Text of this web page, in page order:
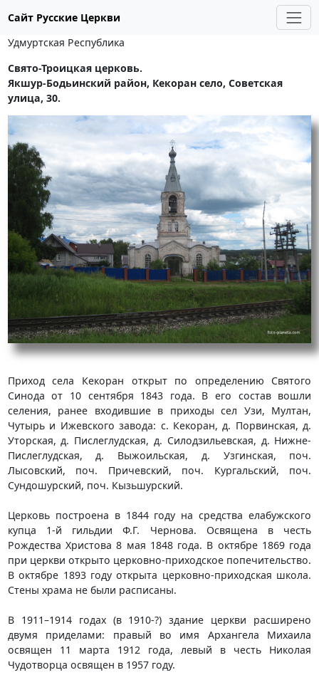
Сайт Русские Церкви
Удмуртская Республика
Свято-Троицкая церковь.
Якшур-Бодьинский район, Кекоран село, Советская
улица, 30.
Приход села Кекоран открыт по определению Святого
Синода от 10 сентября 1843 года. В его состав вошли
селения, ранее входившие в приходы сел Узи, Мултан,
Чутырь и Ижевского завода: с. Кекоран, д. Порвинская, д.
Уторская, д. Пислеглудская, д. Силодзильевская, д. Нижне-
Пислеглудская, д. Выжоильская, д. Узгинская, поч.
Лысовский, поч. Причевский, поч. Кургальский, поч.
Сундошурский, поч. Кызьшурский.
Церковь построена в 1844 году на средства елабужского
купца 1-й гильдии Ф.Г. Чернова. Освящена в честь
Рождества Христова 8 мая 1848 года. В октябре 1869 года
при церкви открыто церковно-приходское попечительство.
В октябре 1893 году открыта церковно-приходская школа.
Стены храма не были расписаны.
В 1911–1914 годах (в 1910-?) здание церкви расширено
двумя приделами: правый во имя Архангела Михаила
освящен 11 марта 1912 года, левый в честь Николая
Чудотворца освящен в 1957 году.